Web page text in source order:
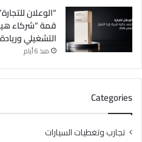
“الوعلان
التشغيلي
منذ 6 أيام
Categories
تجارب وتغطيات السيارات